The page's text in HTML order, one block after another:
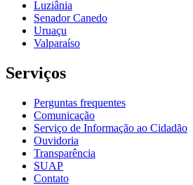
Luziânia
Senador Canedo
Uruaçu
Valparaíso
Serviços
Perguntas frequentes
Comunicação
Serviço de Informação ao Cidadão
Ouvidoria
Transparência
SUAP
Contato